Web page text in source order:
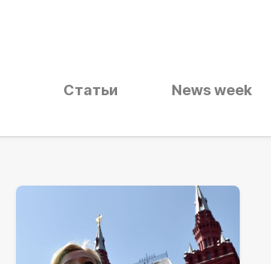
Статьи News week